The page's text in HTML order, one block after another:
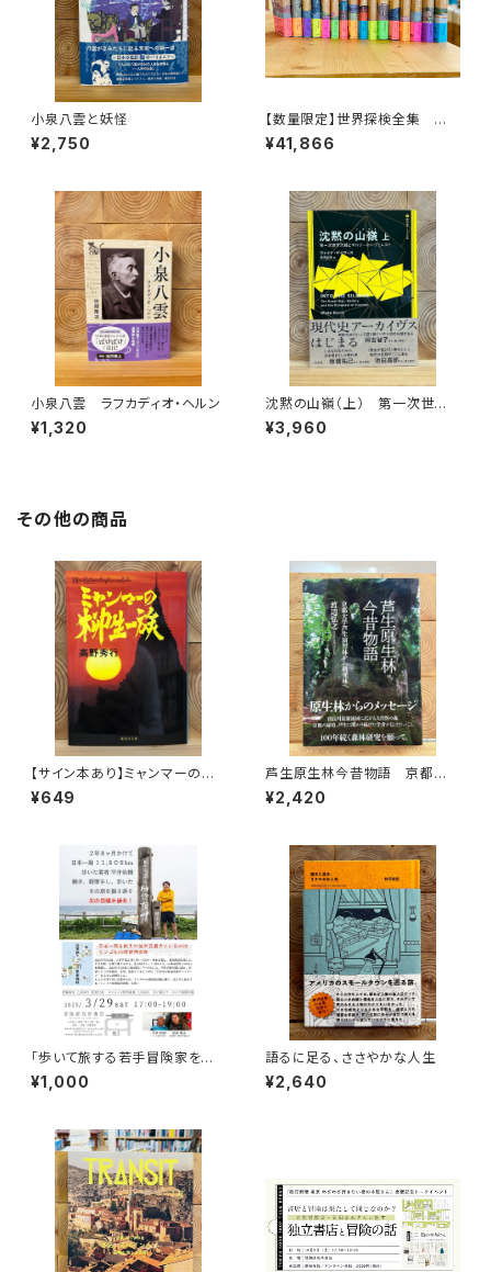
小泉八雲と妖怪
¥2,750
【数量限定】世界探検全集 全1
6巻＋全巻購入特典「第17巻（非
売品）」【当店限定】
¥41,866
小泉八雲 ラフカディオ・ヘルン
¥1,320
沈黙の山嶺（上） 第一次世界
大戦とマロリーのエヴェレスト
¥3,960
その他の商品
【サイン本あり】ミャンマーの柳
生一族
¥649
芦生原生林今昔物語 京都大
学芦生演習林から研究林へ
¥2,420
「歩いて旅する若手冒険家を青
田買い！平井佑樹 × 荻田泰永」
録画視聴権
¥1,000
語るに足る、ささやかな人生
¥2,640